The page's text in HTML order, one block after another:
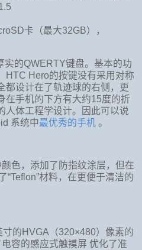
卡（最大32GB），
实的QWERTY键盘。基本的功
HTC Hero的按键没有采用对称
都设计在了轨迹球的右侧，更
在手机的下方有大约15度的折
人体工程学设计。因此可以说
系统中最优秀的手机 。
色，添加了防指纹涂层，但在
“Teflon”材料，在更便于清洁的
的HVGA（320×480）像素的
容的感应式触摸屏 优化了准